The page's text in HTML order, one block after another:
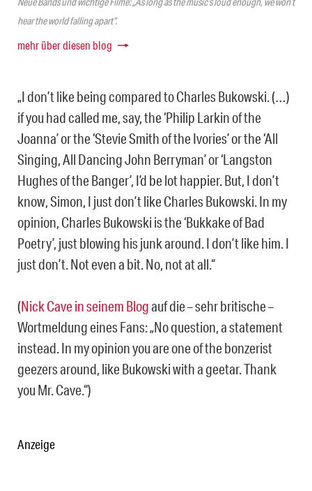
hear the world falling apart“.
mehr über diesen blog
„I don’t like being compared to Charles Bukowski. (…)
if you had called me, say, the ‘Philip Larkin of the
Joanna’ or the ‘Stevie Smith of the Ivories’ or the ‘All
Singing, All Dancing John Berryman’ or ‘Langston
Hughes of the Banger’, I’d be lot happier. But, I don’t
know, Simon, I just don’t like Charles Bukowski. In my
opinion, Charles Bukowski is the ‘Bukkake of Bad
Poetry’, just blowing his junk around. I don’t like him. I
just don’t. Not even a bit. No, not at all.“
(Nick Cave in seinem Blogauf die – sehr britische –
Wortmeldung eines Fans: „No question, a statement
instead. In my opinion you are one of the bonzerist
geezers around, like Bukowski with a geetar. Thank
you Mr. Cave.“)
Anzeige